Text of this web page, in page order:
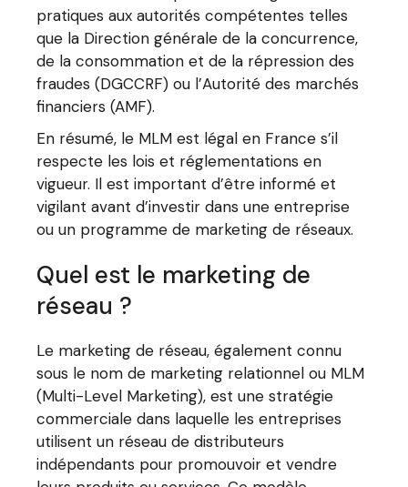
pratiques aux autorités compétentes telles
que la Direction générale de la concurrence,
de la consommation et de la répression des
fraudes (DGCCRF) ou l’Autorité des marchés
financiers (AMF).
En résumé, le MLM est légal en France s’il
respecte les lois et réglementations en
vigueur. Il est important d’être informé et
vigilant avant d’investir dans une entreprise
ou un programme de marketing de réseaux.
Quel est le marketing de
réseau ?
Le marketing de réseau, également connu
sous le nom de marketing relationnel ou MLM
(Multi-Level Marketing), est une stratégie
commerciale dans laquelle les entreprises
utilisent un réseau de distributeurs
indépendants pour promouvoir et vendre